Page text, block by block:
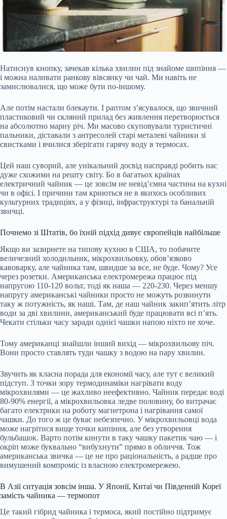
Натиснув кнопку, зачекав кілька хвилин під знайоме шипіння —
і можна наливати ранкову вівсянку чи чай. Ми навіть не
замислювалися, що може бути по-іншому.
Але потім настали блекаути. І раптом з’ясувалося, що звичний
пластиковий чи скляний прилад без живлення перетворюється
на абсолютно марну річ. Ми масово скуповували туристичні
пальники, діставали з антресолей старі металеві чайники зі
свистками і вчилися зберігати гарячу воду в термосах.
Цей наш суворий, але унікальний досвід насправді робить нас
дуже схожими на решту світу. Бо в багатьох країнах
електричний чайник — це зовсім не невід’ємна частина на кухні
чи в офісі. І причини там криються не в якихось особливих
культурних традиціях, а у фізиці, інфраструктурі та банальній
звичці.
Почнемо зі Штатів, бо їхній підхід дивує європейців найбільше
Якщо ви зазирнете на типову кухню в США, то побачите
величезний холодильник, мікрохвильовку, обов’язково
кавоварку, але чайника там, швидше за все, не буде. Чому? Усе
через розетки. Американська електромережа працює під
напругою 110-120 вольт, тоді як наша — 220-230. Через меншу
напругу американські чайники просто не можуть розвинути
таку ж потужність, як наші. Там, де наш чайник закип’ятить літр
води за дві хвилини, американський буде працювати всі п’ять.
Чекати стільки часу заради однієї чашки напою ніхто не хоче.
Тому американці знайшли інший вихід — мікрохвильову піч.
Вони просто ставлять туди чашку з водою на пару хвилин.
Звучить як класна порада для економії часу, але тут є великий
підступ. З точки зору термодинаміки нагрівати воду
мікрохвилями — це жахливо неефективно. Чайник передає воді
80-90% енергії, а мікрохвильовка ледве половину, бо витрачає
багато електрики на роботу магнетрона і нагрівання самої
чашки. До того ж це буває небезпечно. У мікрохвильовці вода
може нагрітися вище точки кипіння, але без утворення
бульбашок. Варто потім кинути в таку чашку пакетик чаю — і
окріп може буквально “вибухнути” прямо в обличчя. Тож
американська звичка — це не про раціональність, а радше про
вимушений компроміс із власною електромережею.
В Азії ситуація зовсім інша. У Японії, Китаї чи Південній Кореї
замість чайника — термопот
Це такий гібрид чайника і термоса, який постійно підтримує